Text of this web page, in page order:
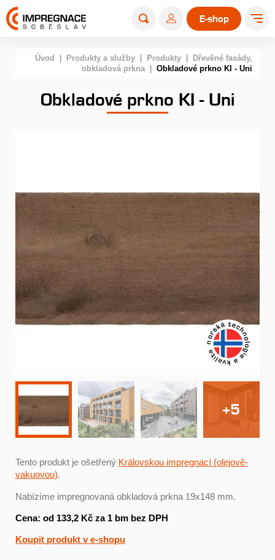
E-shop
Úvod Produkty a služby Produkty
Dřevěné fasády,
obkladová prkna
Obkladové prkno KI - Uni
Obkladové prkno KI - Uni
+5
Tento produkt je ošetřený Královskou impregnací (olejově-
vakuovou).
Nabízíme impregnovaná obkladová prkna 19x148 mm.
Cena: od 133,2 Kč za 1 bm bez DPH
Koupit produkt v e-shopu